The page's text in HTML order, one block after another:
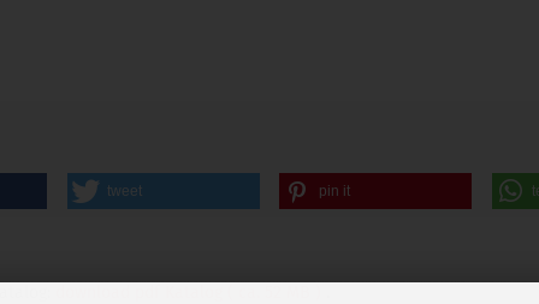
tweet pin it